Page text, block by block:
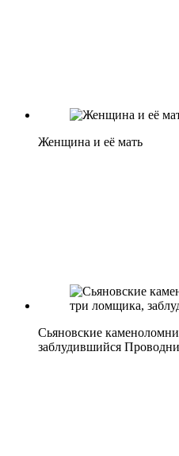
Женщина и её мать
Сьяновские
заблудившийся